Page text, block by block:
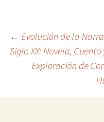
entradas
← Evolución de la
Siglo XX: Novela,
Exploración de